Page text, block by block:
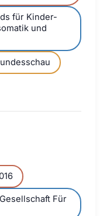
für Kinder-
und
Für